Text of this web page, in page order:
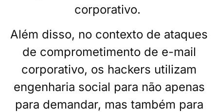
corporativo.
Além disso, no contexto de ataques
de comprometimento de e-mail
corporativo, os hackers utilizam
engenharia social para não apenas
para demandar, mas também para